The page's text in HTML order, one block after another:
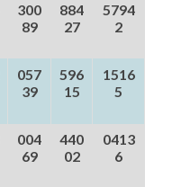
300
89
884
27
5794
2
057
39
596
15
1516
5
004
69
440
02
0413
6